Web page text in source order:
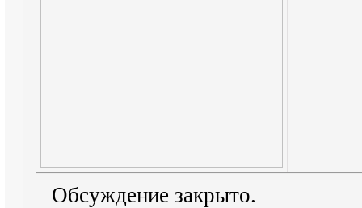
Обсуждение закрыто.